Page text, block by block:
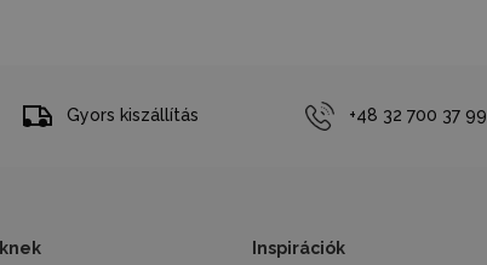
Gyors kiszállítás +48 32 700 37 99
Inspirációk